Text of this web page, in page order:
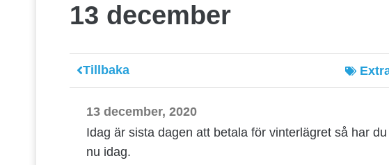
13 december
Tillbaka
13 december, 2020
Idag är sista dagen att betala för vinterlägret så har
nu idag.